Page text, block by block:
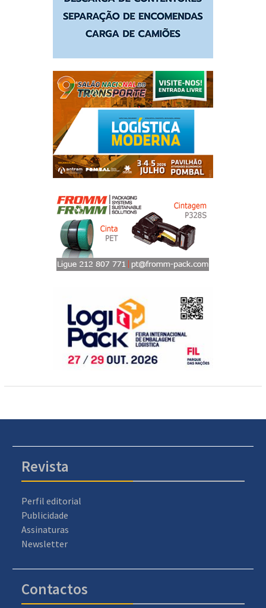
Revista
Perfil editorial
Publicidade
Assinaturas
Newsletter
Contactos